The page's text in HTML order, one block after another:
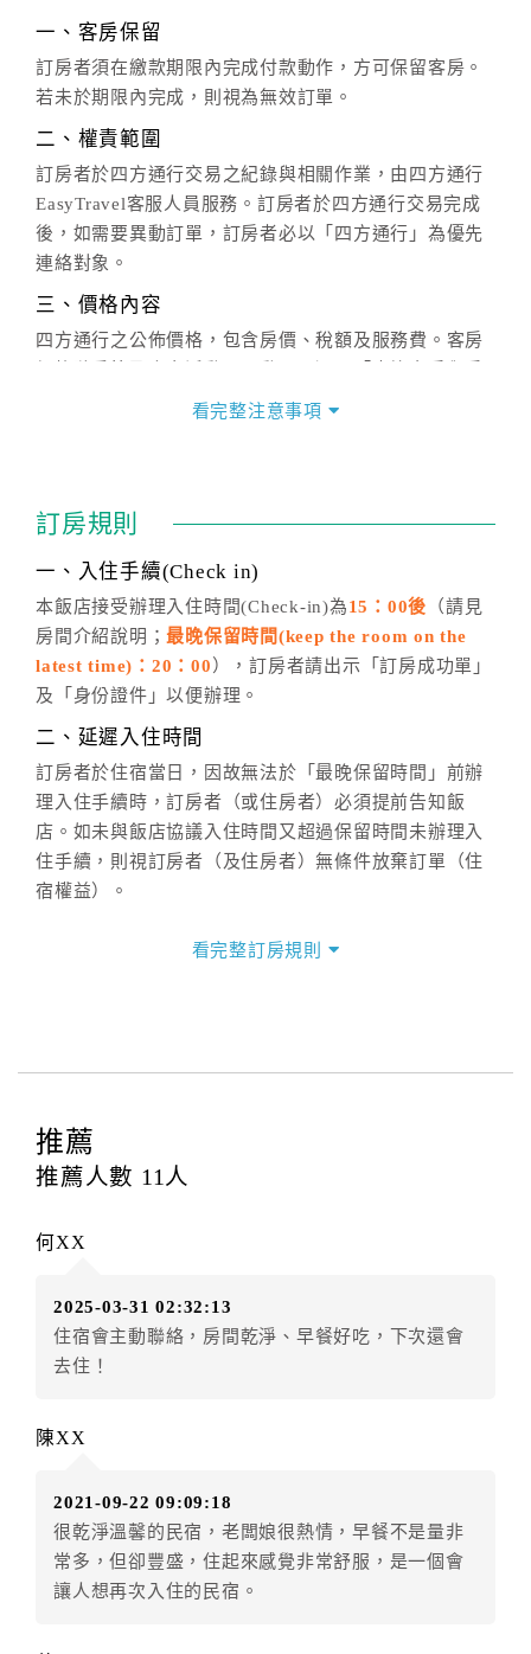
一、客房保留
訂房者須在繳款期限內完成付款動作，方可保留客房。
若未於期限內完成，則視為無效訂單。
二、權責範圍
訂房者於四方通行交易之紀錄與相關作業，由四方通行
EasyTravel客服人員服務。訂房者於四方通行交易完成
後，如需要異動訂單，訂房者必以「四方通行」為優先
連絡對象。
三、價格內容
四方通行之公佈價格，包含房價、稅額及服務費。客房
價」之當日價格為標準。
話方式異動訂單。
※非客服時間之申辦異動，皆為次日計算及辦理。
五、客服時間
週一至週日，上午9:00～晚上6:00
六、聯絡方式
(07)9682715 。
看完整注意事項
訂房規則
一、入住手續(Check in)
本飯店接受辦理入住時間(Check-in)為15：00後 （請見
房間介紹說明；最晚保留時間(keep the room on the
latest time)：20：00 ），訂房者請出示「訂房成功單」
及「身份證件」以便辦理。
二、延遲入住時間
訂房者於住宿當日，因故無法於「最晚保留時間」前辦
理入住手續時，訂房者（或住房者）必須提前告知飯
店。如未與飯店協議入住時間又超過保留時間未辦理入
住手續，則視訂房者（及住房者）無條件放棄訂單（住
宿權益）。
四、訂單異動
提出申辦不得異動訂單。
每筆訂單異動限定
辦理取消退款。
房者應補足差額。（限原訂飯店）
房者不得要求退其差額。（限原訂飯店）
五、保留住宿權益(保留住房)
（提出申辦日為保留起算日）
店客滿，敬請及早計畫，如逾時未提出申辦，視同無條
件放棄訂單（住宿權益）。 （限原訂飯店使用）
．每筆訂單異動限定乙次，限原訂飯店，異動完成後不
得辦理取消退款。
看完整訂房規則
推薦
推薦人數 11 人
何XX
2025-03-31 02:32:13
住宿會主動聯絡，房間乾淨、早餐好吃，下次還會
去住！
陳XX
2021-09-22 09:09:18
很乾淨溫馨的民宿，老闆娘很熱情，早餐不是量非
常多，但卻豐盛，住起來感覺非常舒服，是一個會
讓人想再次入住的民宿。